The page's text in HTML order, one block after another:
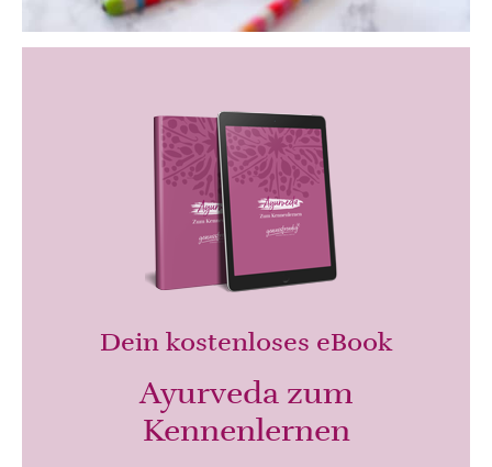
Dein kostenloses eBook
Ayurveda zum
Kennenlernen